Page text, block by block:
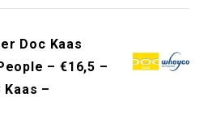
Doc Kaas
– €16,5 –
Kaas –